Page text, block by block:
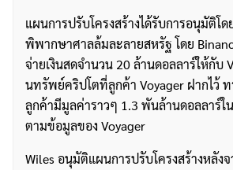
แผนการปรับโครงสร้างได้รับการอนุมัติโ
พิพากษาศาลล้มละลายสหรัฐ โดย
จ่ายเงินสดจำนวน 20 ล้านดอลลาร์ให้กับ
นทรัพย์คริปโตที่ลูกค้า Voyager ฝากไว้
ลูกค้ามีมูลค่าราวๆ 1.3 พันล้านดอลลาร์ใ
ตามข้อมูลของ Voyager
Wiles อนุมัติแผนการปรับโครงสร้างหลังจ